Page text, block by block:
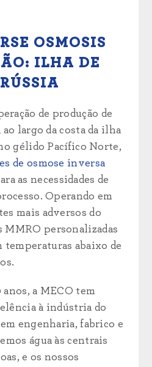
OSMOSIS
ILHA DE
de produção de
largo da costa da ilha
gélido Pacífico Norte,
de osmose inversa
as necessidades de
Operando em
mais adversos do
MMRO personalizadas
temperaturas abaixo de
a MECO tem
à indústria do
engenharia, fabrico e
água às centrais
e os nossos